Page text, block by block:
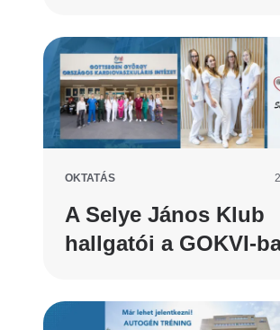
OKTATÁS
A Selye János Klub
hallgatói a GOKVI-